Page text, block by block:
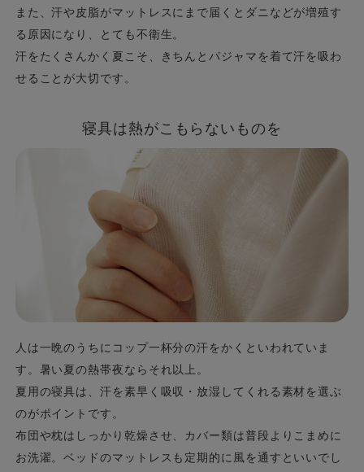
また、汗や皮脂がマットレスにまで届くとダニなどが増殖す
る原因になり、とても不衛生。
汗をたくさんかく夏こそ、きちんとパジャマを着て汗を吸わ
せることが大切です。
寝具は熱がこもらないものを
人は一晩のうちにコップ一杯分の汗をかくといわれていま
す。暑い夏の熱帯夜ならそれ以上。
夏用の寝具は、汗を素早く吸収・放湿してくれる素材を選ぶ
のがポイントです。
布団や枕はしっかり乾燥させ、カバー類は普段よりこまめに
お洗濯。ベッドのマットレスも定期的に風を通すといいでし